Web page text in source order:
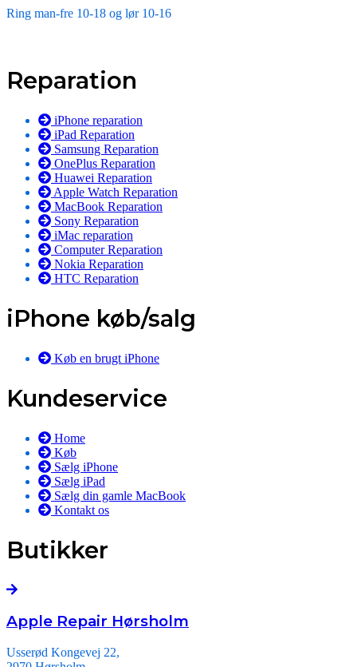
Ring man-fre 10-18 og lør 10-16
Reparation
iPhone reparation
iPad Reparation
Samsung Reparation
OnePlus Reparation
Huawei Reparation
Apple Watch Reparation
MacBook Reparation
Sony Reparation
iMac reparation
Computer Reparation
Nokia Reparation
HTC Reparation
iPhone køb/salg
Køb en brugt iPhone
Kundeservice
Home
Køb
Sælg iPhone
Sælg iPad
Sælg din gamle MacBook
Kontakt os
Butikker
Apple Repair Hørsholm
Usserød Kongevej 22,